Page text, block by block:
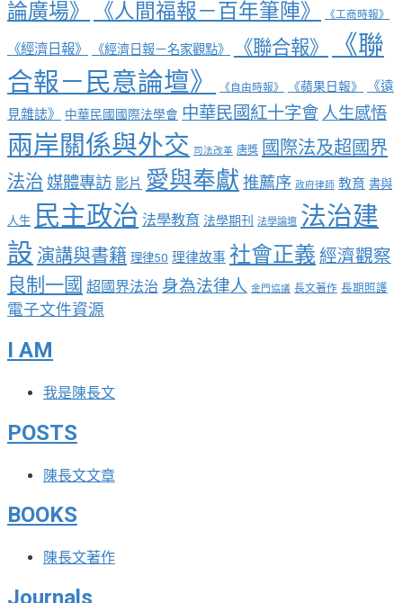
論廣場》
《人間福報－百年筆陣》 《工商時報》
《經濟日報》 《經濟日報－名家觀點》 《聯合報》
《聯
合報－民意論壇》
《自由時報》 《蘋果日報》
《遠
見雜誌》
中華民國國際法學會 中華民國紅十字會 人生感悟
兩岸關係與外交 司法改革 唐獎 國際法及超國界
法治 媒體專訪 影片 愛與奉獻 推薦序 政府律師 教育 書與
人生 民主政治 法學教育 法學期刊 法學論壇 法治建
設 演講與書籍 理律50 理律故事 社會正義 經濟觀察
良制一國 超國界法治 身為法律人 金門協議 長文著作 長期照護
電子文件資源
I AM
我是陳長文
POSTS
陳長文文章
BOOKS
陳長文著作
Journals